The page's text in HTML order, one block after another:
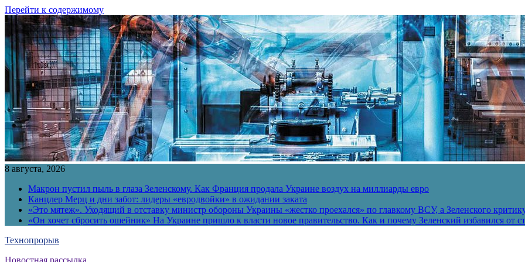
Перейти к содержимому
8 августа, 2026
Макрон пустил пыль в глаза Зеленскому. Как Франция продала Украине воздух на миллиарды евро
Канцлер Мерц и дни забот: лидеры «евродвойки» в ожидании заката
«Это мятеж». Уходящий в отставку министр обороны Украины «жестко проехался» по главкому ВСУ, а Зеленского
«Он хочет сбросить ошейник» На Украине пришло к власти новое правительство. Как и почему Зеленский избавился от
Технопрорыв
Новостная рассылка